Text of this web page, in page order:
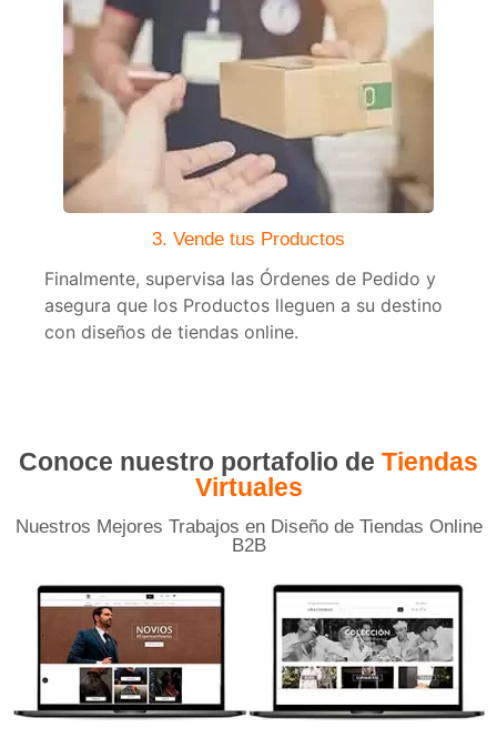
3. Vende tus Productos
Finalmente, supervisa las Órdenes de Pedido y
asegura que los Productos lleguen a su destino
con diseños de tiendas online.
Conoce nuestro portafolio de Tiendas
Virtuales
Nuestros Mejores Trabajos en Diseño de Tiendas Online
B2B